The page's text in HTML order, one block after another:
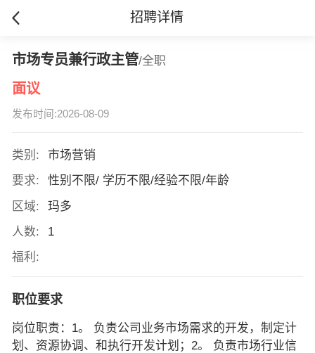
招聘详情
市场专员兼行政主管/全职
面议
发布时间:2026-08-09
类别:
市场营销
要求:
性别不限/ 学历不限/经验不限/年龄
区域:
玛多
人数:
1
福利:
职位要求
岗位职责：1。 负责公司业务市场需求的开发，制定计
划、资源协调、和执行开发计划；2。 负责市场行业信